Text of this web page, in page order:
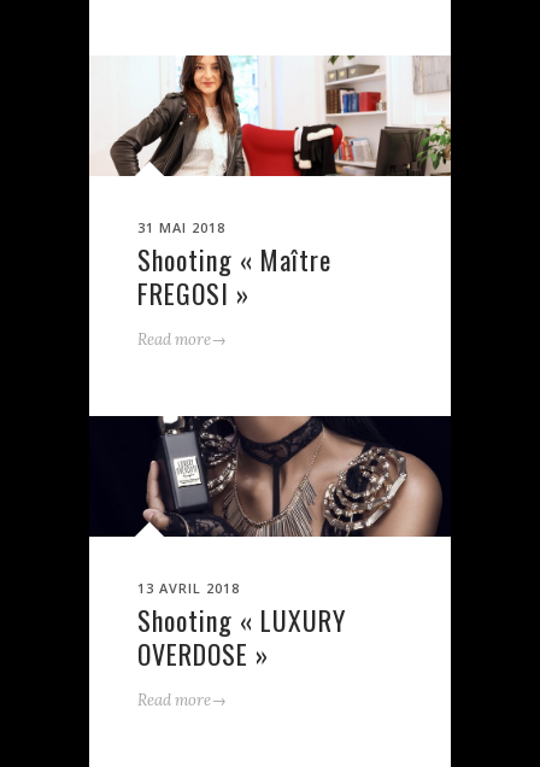
31 MAI 2018
Shooting « Maître
FREGOSI »
Read more→
13 AVRIL 2018
Shooting « LUXURY
OVERDOSE »
Read more→